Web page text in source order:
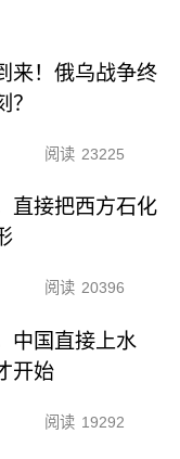
来！俄乌战争终
阅读 23225
直接把西方石化
阅读 20396
中国直接上水
开始
阅读 19292